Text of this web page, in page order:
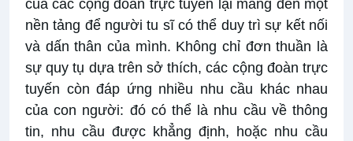
của các cộng đoàn trực tuyến lại mang đến một
nền tảng để người tu sĩ có thể duy trì sự kết nối
và dấn thân của mình. Không chỉ đơn thuần là
sự quy tụ dựa trên sở thích, các cộng đoàn trực
tuyến còn đáp ứng nhiều nhu cầu khác nhau
của con người: đó có thể là nhu cầu về thông
tin, nhu cầu được khẳng định, hoặc nhu cầu